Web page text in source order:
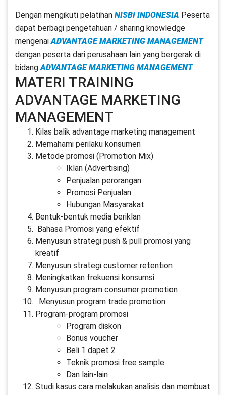
Dengan mengikuti pelatihan NISBI INDONESIA Peserta
dapat berbagi pengetahuan / sharing knowledge
mengenaiADVANTAGE MARKETING MANAGEMENT
dengan peserta dari perusahaan lain yang bergerak di
bidangADVANTAGE MARKETING MANAGEMENT
MATERI TRAINING
ADVANTAGE MARKETING
MANAGEMENT
Kilas balik advantage marketing management
Memahami perilaku konsumen
Metode promosi (Promotion Mix)
Iklan (Advertising)
Penjualan perorangan
Promosi Penjualan
Hubungan Masyarakat
Bentuk-bentuk media beriklan
Bahasa Promosi yang efektif
Menyusun strategi push & pull promosi yang
kreatif
Menyusun strategi customer retention
Meningkatkan frekuensi konsumsi
Menyusun program consumer promotion
. Menyusun program trade promotion
Program-program promosi
Program diskon
Bonus voucher
Beli 1 dapet 2
Teknik promosi free sample
Dan lain-lain
Studi kasus cara melakukan analisis dan membuat